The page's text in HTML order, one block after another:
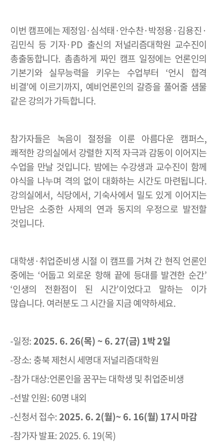
이번 캠프에는 제정임·심석태·안수찬·박정용·김용진 ·
김민식 등 기자·PD 출신의 저널리즘대학원 교수진이
총출동합니다. 촘촘하게 짜인 캠프 일정에는 언론인의
기본기와 실무능력을 키우는 수업부터 ‘언시 합격
비결’에 이르기까지, 예비언론인의 갈증을 풀어줄 샘물
같은 강의가 가득합니다.
참가자들은 녹음이 절정을 이룬 아름다운 캠퍼스,
쾌적한 강의실에서 강렬한 지적 자극과 감동이 이어지는
수업을 만날 것입니다. 밤에는 수강생과 교수진이 함께
야식을 나누며 격의 없이 대화하는 시간도 마련됩니다.
강의실에서, 식당에서, 기숙사에서 밀도 있게 이어지는
만남은 소중한 사제의 연과 동지의 우정으로 발전할
것입니다.
대학생 ·취업준비생 시절 이 캠프를 거쳐 간 현직 언론인
중에는 ‘어둡고 외로운 항해 끝에 등대를 발견한 순간’
‘인생의 전환점이 된 시간’이었다고 말하는 이가
많습니다. 여러분도 그 시간을 지금 예약하세요.
-일정:2025. 6. 26(목) ~ 6. 27(금) 1박2일
-장소: 충북 제천시 세명대 저널리즘대학원
-참가 대상:언론인을 꿈꾸는 대학생 및 취업준비생
-선발 인원: 60명 내외
-신청서 접수:2025. 6. 2(월)~ 6. 16(월) 17시 마감
-참가자 발표: 2025. 6. 19(목)